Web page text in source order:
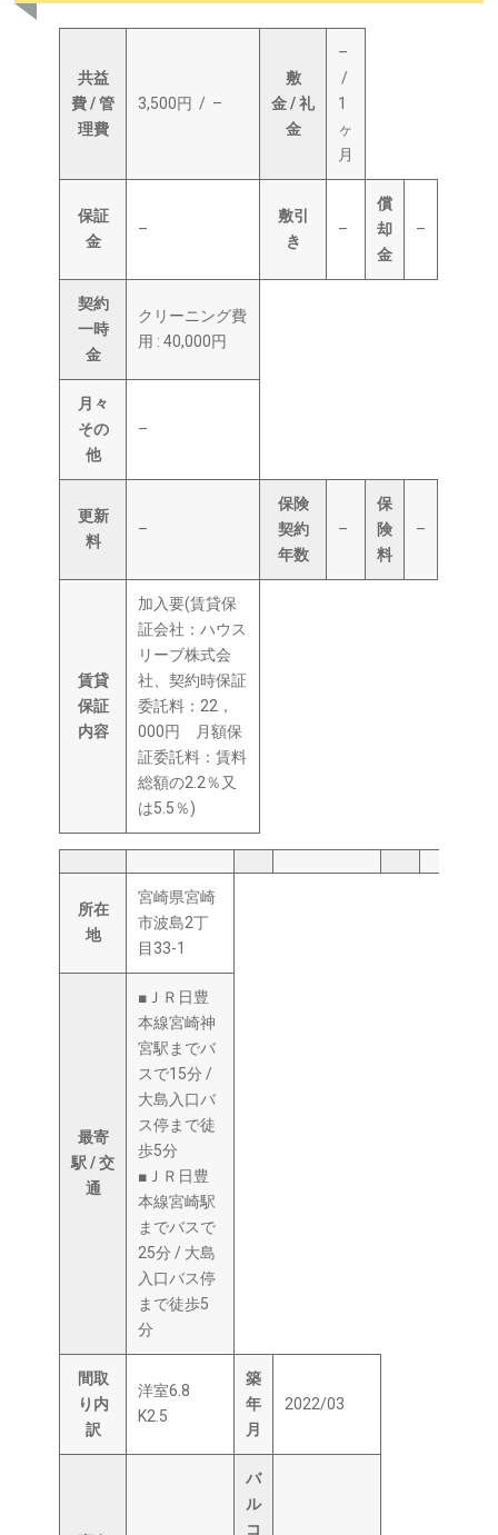
共益
費 / 管
理費
3,500円 / –
敷
金 / 礼
金
–
/
1
ヶ
月
保証
金
–
敷引
き
–
償
却
金
–
契約
一時
金
クリーニング費
用 : 40,000円
月々
その
他
–
更新
料
–
保険
契約
年数
–
保
険
料
–
賃貸
保証
内容
加入要(賃貸保
証会社：ハウス
リーブ株式会
社、契約時保証
委託料：22，
000円 月額保
証委託料：賃料
総額の2.2％又
は5.5％)
所在
地
宮崎県宮崎
市波島2丁
目33-1
最寄
駅 / 交
通
■ＪＲ日豊
本線宮崎神
宮駅までバ
スで15分 /
大島入口バ
ス停まで徒
歩5分
■ＪＲ日豊
本線宮崎駅
までバスで
25分 / 大島
入口バス停
まで徒歩5
分
間取
り内
訳
洋室6.8
K2.5
築
年
月
2022/03
バ
ル
コ